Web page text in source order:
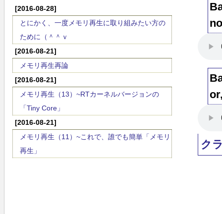
[2016-08-28]
とにかく、一度メモリ再生に取り組みたい方の
ために（＾＾ｖ
[2016-08-21]
メモリ再生再論
[2016-08-21]
メモリ再生（13）~RTカーネルバージョンの
「Tiny Core」
[2016-08-21]
メモリ再生（11）~これで、誰でも簡単「メモリ
再生」
ク